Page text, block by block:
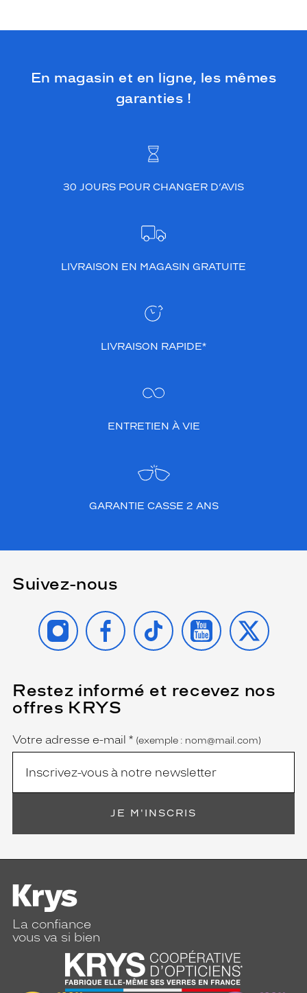
En magasin et en ligne, les mêmes
garanties !
30 JOURS POUR CHANGER D’AVIS
LIVRAISON EN MAGASIN GRATUITE
LIVRAISON RAPIDE*
ENTRETIEN À VIE
GARANTIE CASSE 2 ANS
Suivez-nous
INSTAGRAMFACEBOOK
TIKTOK YOUTUBE
X
Restez informé et recevez nos
offres KRYS
Name
Votre adresse e-mail *
(Ce
champ
est
obligatoire)
(exemple : nom@mail.com)
JE M'INSCRIS
La confiance
vous va si bien